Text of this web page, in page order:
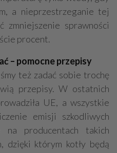
a nieprzestrzeganie tej
zmniejszenie sprawności
procent.
– pomocne przepisy
też zadać sobie trochę
przepisy. W ostatnich
UE, a wszystkie
emisji szkodliwych
na producentach takich
dzięki którym kotły będą